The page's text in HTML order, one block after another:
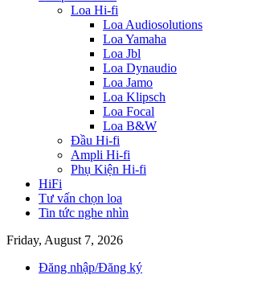
Loa Hi-fi
Loa Audiosolutions
Loa Yamaha
Loa Jbl
Loa Dynaudio
Loa Jamo
Loa Klipsch
Loa Focal
Loa B&W
Đầu Hi-fi
Ampli Hi-fi
Phụ Kiện Hi-fi
HiFi
Tư vấn chọn loa
Tin tức nghe nhìn
Friday, August 7, 2026
Đăng nhập/Đăng ký